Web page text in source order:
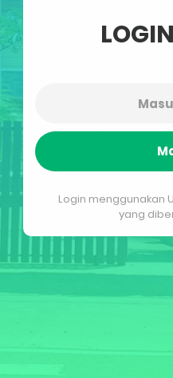
Login menggunakan
yang